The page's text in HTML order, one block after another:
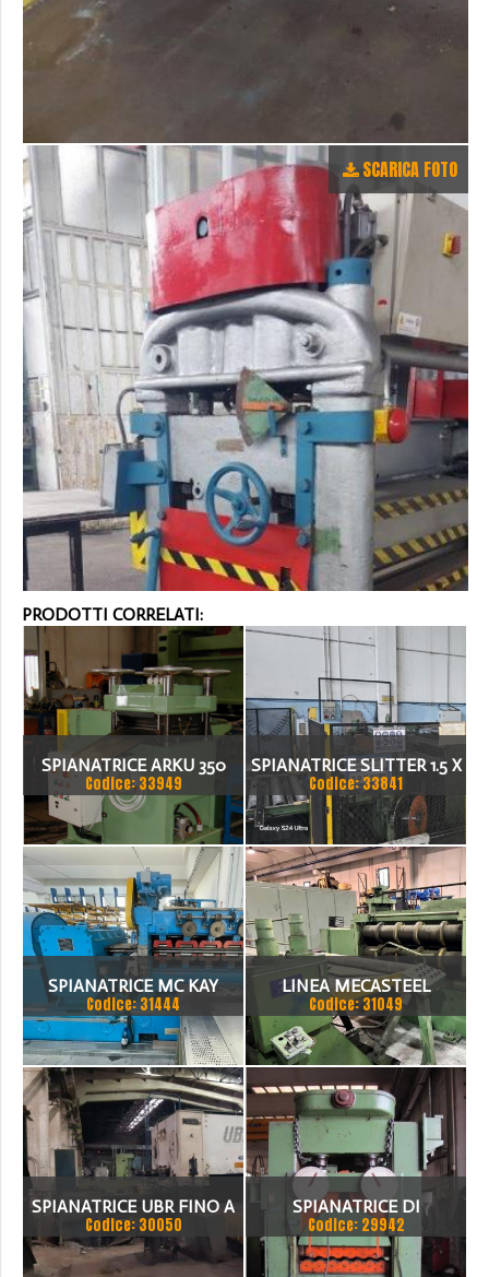
SCARICA FOTO
PRODOTTI CORRELATI:
SPIANATRICE ARKU 350
Codice: 33949
SPIANATRICE SLITTER 1.5 X
1500 NASTRI VAL FERRO
Codice: 33841
SPIANATRICE MC KAY
Codice: 31444
LINEA MECASTEEL
COMPOSTA DA
SPIANATRICE CESOIA A
GHIGLIOTTINA LAME
CIRCOLARI
Codice: 31049
SPIANATRICE UBR FINO A
40 MM
Codice: 30050
SPIANATRICE DI
PRECISIONE A 4 ALTEZZE
Codice: 29942